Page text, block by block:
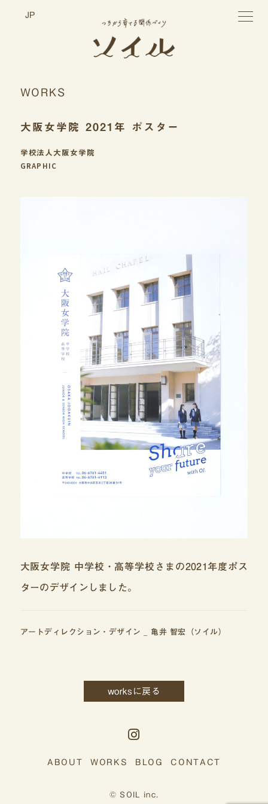
JP
toggle
navigation
WORKS
大阪女学院 2021年 ポスター
学校法人大阪女学院
GRAPHIC
大阪女学院 中学校・高等学校さまの2021年度ポス
ターのデザインしました。
アートディレクション・デザイン _ 亀井 智宏（ソイル）
worksに戻る
ABOUT WORKS BLOG CONTACT
© SOIL inc.